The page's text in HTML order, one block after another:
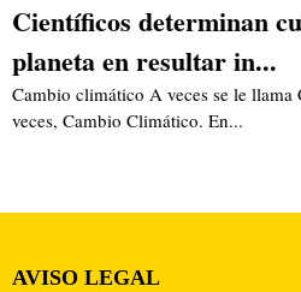
Científicos determinan
planeta en resultar in...
Cambio climático A veces se le llama
veces, Cambio Climático. En...
AVISO LEGAL